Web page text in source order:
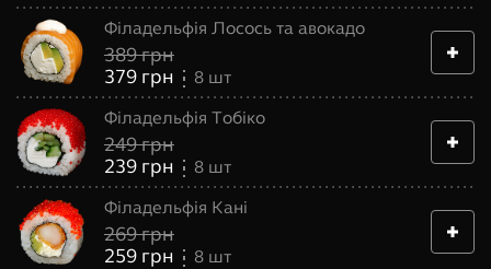
Філадельфія Лосось та авокадо
389грн
379 грн 8 шт
Філадельфія Тобіко
249грн
239 грн 8 шт
Філадельфія Кані
269грн
259 грн 8 шт